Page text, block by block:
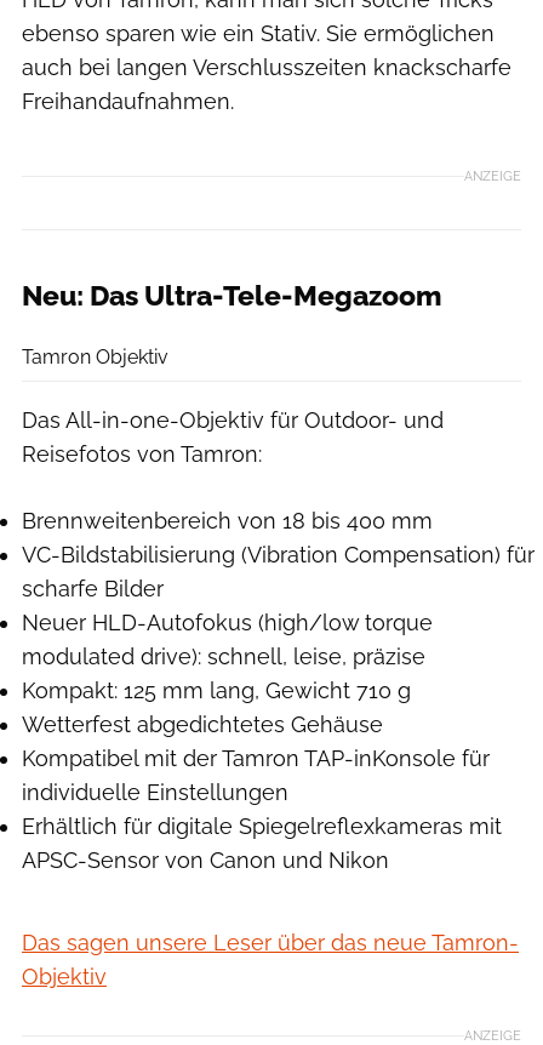
ebenso sparen wie ein Stativ. Sie ermöglichen
auch bei langen Verschlusszeiten knackscharfe
Freihandaufnahmen.
ANZEIGE
Neu: Das Ultra-Tele-Megazoom
Tamron Objektiv
Das All-in-one-Objektiv für Outdoor- und
Reisefotos von Tamron:
Brennweitenbereich von 18 bis 400 mm
VC-Bildstabilisierung (Vibration Compensation) für
scharfe Bilder
Neuer HLD-Autofokus (high/low torque
modulated drive): schnell, leise, präzise
Kompakt: 125 mm lang, Gewicht 710 g
Wetterfest abgedichtetes Gehäuse
Kompatibel mit der Tamron TAP-inKonsole für
individuelle Einstellungen
Erhältlich für digitale Spiegelreflexkameras mit
APSC-Sensor von Canon und Nikon
Das sagen unsere Leser über das neue Tamron-
Objektiv
ANZEIGE